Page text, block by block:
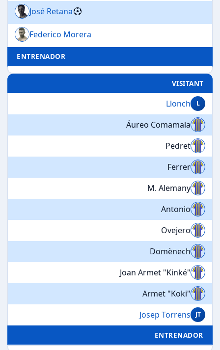
José Retana
Federico Morera
ENTRENADOR
VISITANT
Llonch L
Áureo Comamala
Pedret
Ferrer
M. Alemany
Antonio
Ovejero
Domènech
Joan Armet "Kinké"
Armet "Koki"
Josep Torrens
JT
ENTRENADOR